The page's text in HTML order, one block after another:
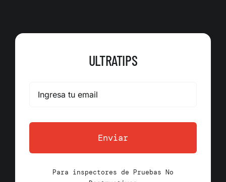
ULTRATIPS
Enviar
Para inspectores de Pruebas No